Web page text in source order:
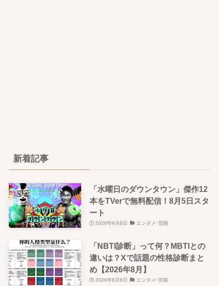
新着記事
「水曜日のダウンタウン」傑作12
本をTVerで無料配信！8月5日スタ
ート
2026年8月6日 エンタメ･芸能
「NBTI診断」って何？MBTIとの
違いは？Xで話題の性格診断まと
め【2026年8月】
2026年8月6日 エンタメ･芸能